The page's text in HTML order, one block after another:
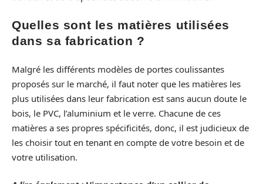
Quelles sont les matières utilisées
dans sa fabrication ?
Malgré les différents modèles de portes coulissantes
proposés sur le marché, il faut noter que les matières les
plus utilisées dans leur fabrication est sans aucun doute le
bois, le PVC, l’aluminium et le verre. Chacune de ces
matières a ses propres spécificités, donc, il est judicieux de
les choisir tout en tenant en compte de votre besoin et de
votre utilisation.